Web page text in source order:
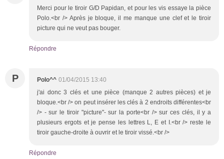
Merci pour le tiroir G/D Papidan, et pour les vis essaye la pièce
Polo.<br /> Après je bloque, il me manque une clef et le tiroir
picture qui ne veut pas bouger.
Répondre
P Polo^^ 01/04/2015 13:40
j'ai donc 3 clés et une pièce (manque 2 autres pièces) et je
bloque.<br /> on peut insérer les clés à 2 endroits différentes<br
/> - sur le tiroir "picture"- sur la porte<br /> sur ces clés, il y a
plusieurs ergots et je pense les lettres L, E et I.<br /> reste le
tiroir gauche-droite à ouvrir et le tiroir vissé.<br />
Répondre